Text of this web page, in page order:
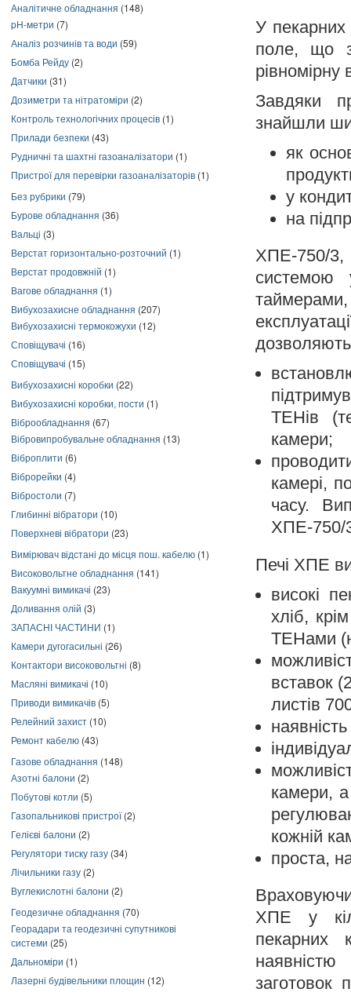
Аналітичне обладнання (148)
pH-метри (7)
Аналіз розчинів та води (59)
Бомба Рейду (2)
Датчики (31)
Дозиметри та нітратоміри (2)
Контроль технологічних процесів (1)
Прилади безпеки (43)
Рудничні та шахтні газоаналізатори (1)
Пристрої для перевірки газоаналізаторів (1)
Без рубрики (79)
Бурове обладнання (36)
Вальці (3)
Верстат горизонтально-розточний (1)
Верстат продовжній (1)
Вагове обладнання (1)
Вибухозахисне обладнання (207)
Вибухозахисні термокожухи (12)
Сповіщувачі (16)
Сповіщувачі (15)
Вибухозахисні коробки (22)
Вибухозахисні коробки, пости (1)
Віброобладнання (67)
Вібровипробувальне обладнання (13)
Віброплити (6)
Віброрейки (4)
Вібростоли (7)
Глибинні вібратори (10)
Поверхневі вібратори (23)
Вимірювач відстані до місця пош. кабелю (1)
Високовольтне обладнання (141)
Вакуумні вимикачі (23)
Доливання олій (3)
ЗАПАСНІ ЧАСТИНИ (1)
Камери дугогасильні (26)
Контактори високовольтні (8)
Масляні вимикачі (10)
Приводи вимикачів (5)
Релейний захист (10)
Ремонт кабелю (43)
Газове обладнання (148)
Азотні балони (2)
Побутові котли (5)
Газопальникові пристрої(2)
Гелієві балони (2)
Регулятори тиску газу (34)
Лічильники газу (2)
Вуглекислотні балони (2)
Геодезичне обладнання (70)
Георадари та геодезичні супутникові
системи (25)
Дальноміри (1)
Лазерні будівельники площин (12)
У пекарних
поле, що
Завдяки
знайшли
як
у
на
ХПЕ-750/3,
системою
ТЕНів
камери;
камері,
часу.
ХПЕ-750/
Печі ХПЕ
високі
хліб,
ТЕНами
вставок
листів
камери,
кожній
проста,
ХПЕ у
пекарних
заготовок